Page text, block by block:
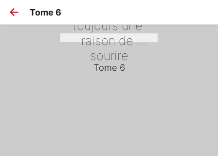
Tome 6
toujours une
raison de
sourire
Tome 6